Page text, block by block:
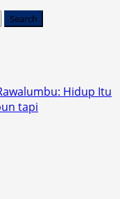
Hidup Itu
tapi